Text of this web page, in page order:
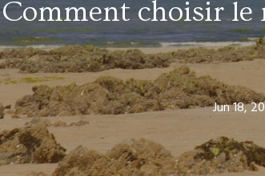
Comment choisir le
Jun 18,